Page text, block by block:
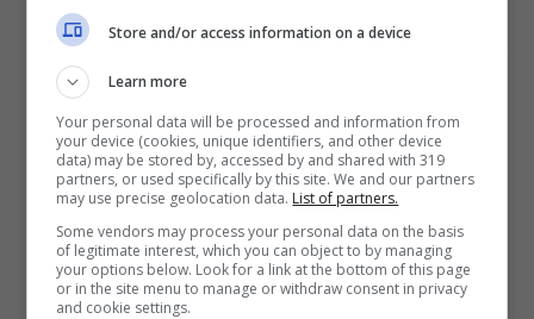
Mostra Informazioni
Bonus Benvenuto Sport: fino a 1.000€
50% sul deposito fino a 50€
1000€
Store and/or access information on a device
Learn more
Your personal data will be processed and information from
your device (cookies, unique identifiers, and other device
data) may be stored by, accessed by and shared with 319
partners, or used specifically by this site. We and our partners
may use precise geolocation data. List of partners.
Some vendors may process your personal data on the basis
of legitimate interest, which you can object to by managing
your options below. Look for a link at the bottom of this page
or in the site menu to manage or withdraw consent in privacy
and cookie settings.